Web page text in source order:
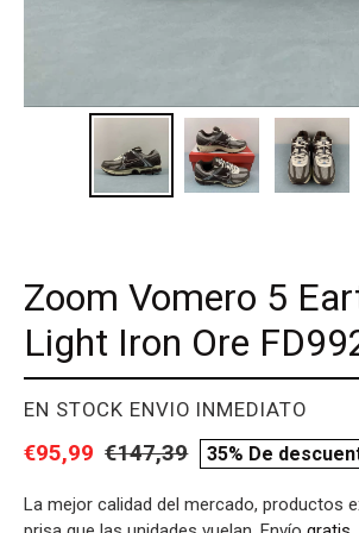
Zoom Vomero 5
Light Iron Ore
PROVEEDOR
EN STOCK ENVIO INMEDIATO
Precio
venta
€95,99 Precio
€147,39
compare
35% De
La mejor calidad del mercado, productos